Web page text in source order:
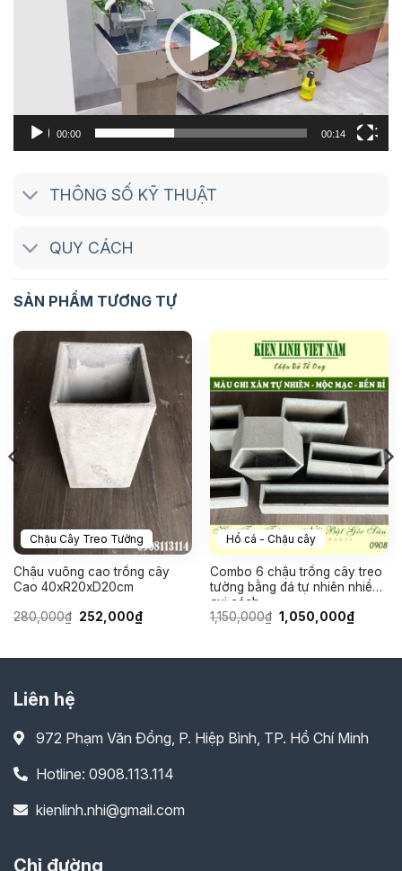
00:00 00:14
THÔNG SỐ KỸ THUẬT
QUY CÁCH
SẢN PHẨM TƯƠNG TỰ
Chậu Cây Treo Tường
Chậu vuông cao trồng cây
Cao 40xR20xD20cm
280,000₫ Giá
252,000₫Giá
hiện
252,000₫.
Hồ cá - Chậu cây
Combo 6 chậu trồng cây treo
tường bằng đá tự nhiên nhiều
qui cách
1,150,000₫ Giá
gốc
1,050,000₫Giá
hiện
Liên hệ
972 Phạm Văn Đồng, P. Hiệp Bình, TP. Hồ Chí Minh
Hotline: 0908.113.114
kienlinh.nhi@gmail.com
Chỉ đường